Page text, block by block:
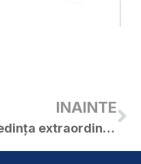
INAINTE
Ședința extraordinară a C.L. Curtici din 08.01.2018